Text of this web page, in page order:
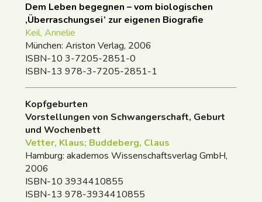
Dem Leben begegnen – vom biologischen
‚Überraschungsei’ zur eigenen Biografie
Keil, Annelie
München: Ariston Verlag, 2006
ISBN-10 3-7205-2851-0
ISBN-13 978-3-7205-2851-1
Kopfgeburten
Vorstellungen von Schwangerschaft, Geburt
und Wochenbett
Vetter, Klaus; Buddeberg, Claus
Hamburg: akademos Wissenschaftsverlag GmbH,
2006
ISBN-10 3934410855
ISBN-13 978-3934410855